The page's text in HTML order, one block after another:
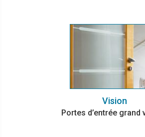
Vision
Portes d’entrée grand